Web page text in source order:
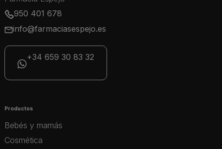
950 401 678
info@farmaciasespejo.es
+34 659 30 83 32
Productos
Bebés y mamás
Cosmética